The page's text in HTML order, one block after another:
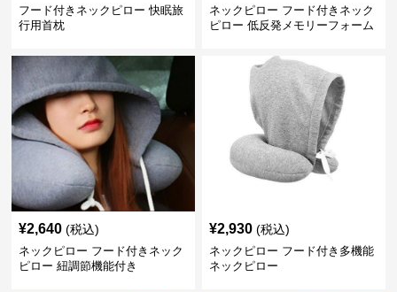
フード付きネックピロー 快眠旅
行用首枕
ネックピロー フード付きネック
ピロー 低反発メモリーフォーム
¥2,640 (税込)
ネックピロー フード付きネック
ピロー 紐調節機能付き
¥2,930 (税込)
ネックピロー フード付き多機能
ネックピロー